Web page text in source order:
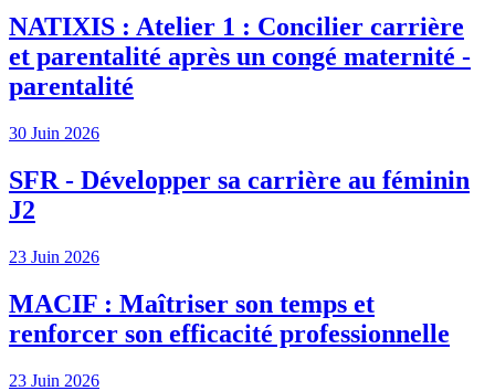
NATIXIS : Atelier 1 : Concilier carrière
et parentalité après un congé maternité -
parentalité
30 Juin 2026
SFR - Développer sa carrière au féminin
J2
23 Juin 2026
MACIF : Maîtriser son temps et
renforcer son efficacité professionnelle
23 Juin 2026